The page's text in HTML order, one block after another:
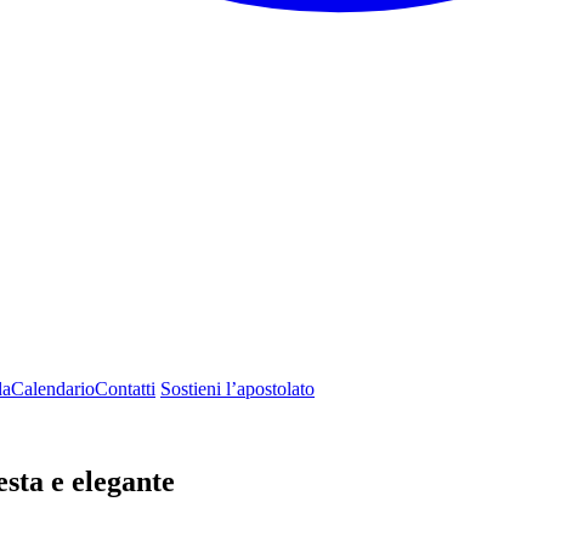
CalendarioContatti Sostieni l’apostolato
e elegante